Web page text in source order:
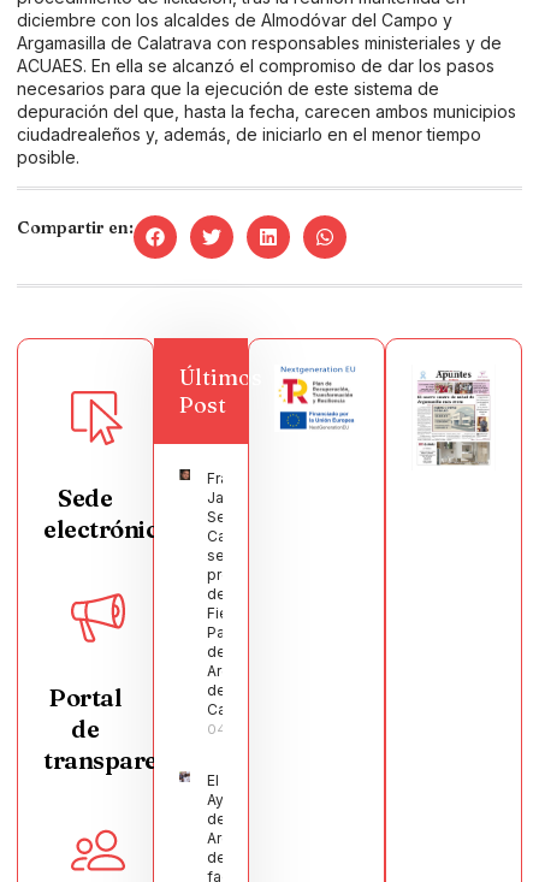
diciembre con los alcaldes de Almodóvar del Campo y
Argamasilla de Calatrava con responsables ministeriales y de
ACUAES. En ella se alcanzó el compromiso de dar los pasos
necesarios para que la ejecución de este sistema de
depuración del que, hasta la fecha, carecen ambos municipios
ciudadrealeños y, además, de iniciarlo en el menor tiempo
posible.
Compartir en:
Sede
electrónica
Portal
de
transparencia
Últimos
Post
Francisco
Javier
Segura
Castellanos
será el
pregonero
de las
Fiestas
Patronales
de
Argamasilla
de
Calatrava
04/08/2026
El
Ayuntamiento
de
Argamasilla
de Calatrava
facilita la